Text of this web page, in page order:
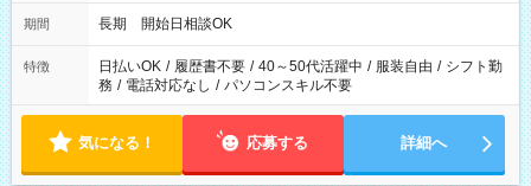
期間 長期 開始日相談OK
特徴 日払いOK / 履歴書不要 / 40～50代活躍中 / 服装自由 / シフト勤
務 / 電話対応なし / パソコンスキル不要
気になる！ 応募する 詳細へ